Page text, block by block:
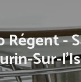
Régent -
Sur-